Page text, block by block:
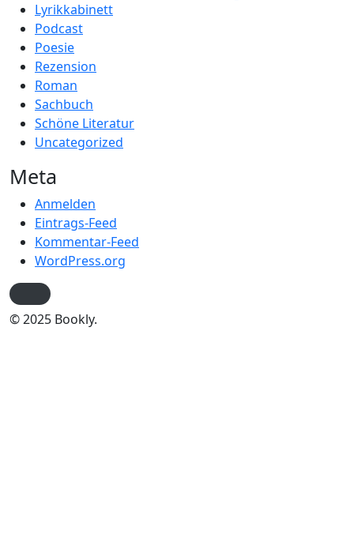
Lyrikkabinett
Podcast
Poesie
Rezension
Roman
Sachbuch
Schöne Literatur
Uncategorized
Meta
Anmelden
Eintrags-Feed
Kommentar-Feed
WordPress.org
© 2025 Bookly.